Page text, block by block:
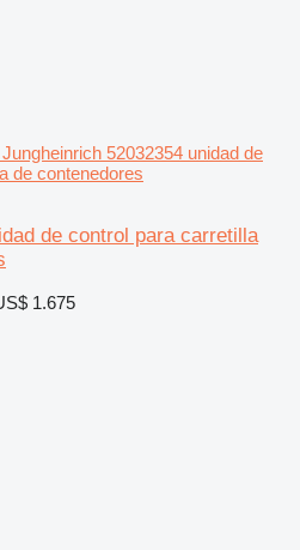
Jungheinrich 52032354 unidad de
de contenedores
de control para carretilla
1.675